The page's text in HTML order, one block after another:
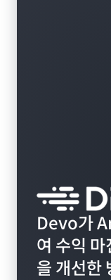
Devo가
여 수익
을 개선한